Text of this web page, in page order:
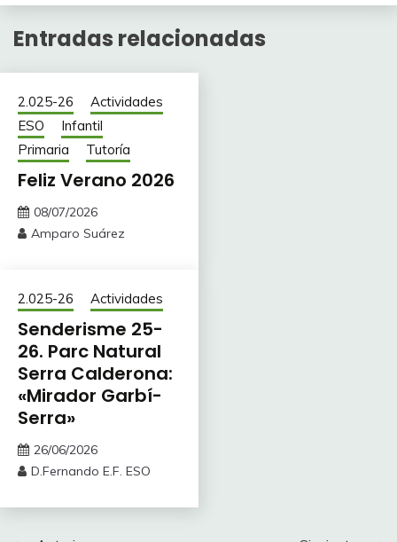
Entradas relacionadas
2.025-26
Actividades
ESO
Infantil
Primaria
Tutoría
Feliz Verano 2026
08/07/2026
Amparo Suárez
2.025-26 Actividades
Senderisme 25-
26. Parc Natural
Serra Calderona:
«Mirador Garbí-
Serra»
26/06/2026
D.Fernando E.F. ESO